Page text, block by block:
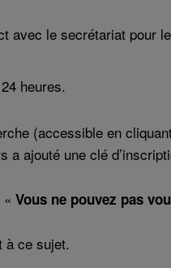
avec le secrétariat pour
heures.
(accessible en
a ajouté une clé
Vous ne pouvez pas
à ce sujet.